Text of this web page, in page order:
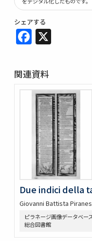
シェアする
関連資料
Due indici della
Giovanni Battista
ピラネージ画像データベ
総合図書館